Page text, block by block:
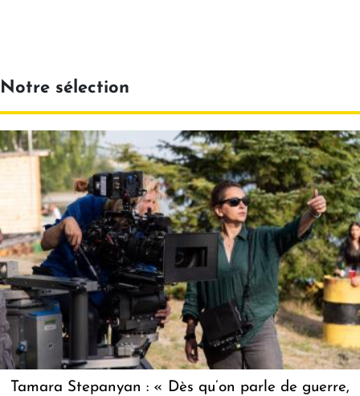
Notre sélection
Tamara Stepanyan : « Dès qu’on parle de guerre,